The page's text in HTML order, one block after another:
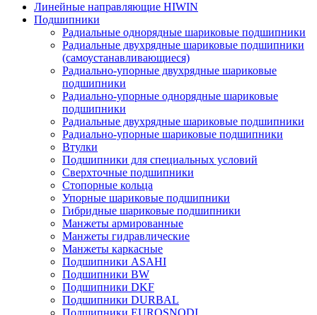
Линейные направляющие HIWIN
Подшипники
Радиальные однорядные шариковые подшипники
Радиальные двухрядные шариковые подшипники
(самоустанавливающиеся)
Радиально-упорные двухрядные шариковые
подшипники
Радиально-упорные однорядные шариковые
подшипники
Радиальные двухрядные шариковые подшипники
Радиально-упорные шариковые подшипники
Втулки
Подшипники для специальных условий
Сверхточные подшипники
Стопорные кольца
Упорные шариковые подшипники
Гибридные шариковые подшипники
Манжеты армированные
Манжеты гидравлические
Манжеты каркасные
Подшипники ASAHI
Подшипники BW
Подшипники DKF
Подшипники DURBAL
Подшипники EUROSNODI